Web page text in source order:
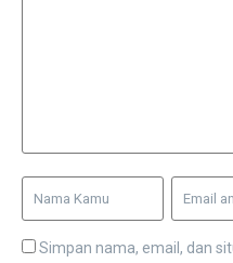
Simpan nama, email, dan